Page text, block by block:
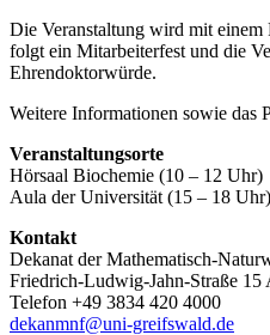
Die Veranstaltung wird mit einem
folgt ein Mitarbeiterfest und die
Ehrendoktorwürde.
Weitere Informationen sowie das
Veranstaltungsorte
Hörsaal Biochemie (10 – 12 Uhr)
Aula der Universität (15 – 18 Uhr)
Kontakt
Dekanat der Mathematisch-
Friedrich-Ludwig-Jahn-Straße 15
Telefon +49 3834 420 4000
dekanmnf@uni-greifswald.de